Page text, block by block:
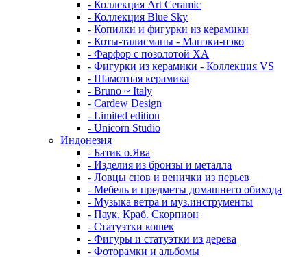
- Коллекция Art Ceramic
- Коллекция Blue Sky
- Копилки и фигурки из керамики
- Коты-талисманы - Манэки-нэко
- Фарфор с позолотой XA
- Фигурки из керамики - Коллекция VS
- Шамотная керамика
- Bruno ~ Italy
- Cardew Design
- Limited edition
- Unicorn Studio
Индонезия
- Батик о.Ява
- Изделия из бронзы и металла
- Ловцы снов и венички из перьев
- Мебель и предметы домашнего обихода
- Музыка ветра и муз.инструменты
- Паук. Краб. Скорпион
- Статуэтки кошек
- Фигуры и статуэтки из дерева
- Фоторамки и альбомы